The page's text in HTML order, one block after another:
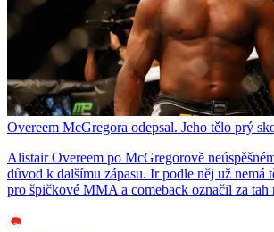
Overeem McGregora odepsal. Jeho tělo prý
Alistair Overeem po McGregorově
důvod k dalšímu zápasu. Ir podle něj už nemá
pro špičkové MMA a comeback označil za tah